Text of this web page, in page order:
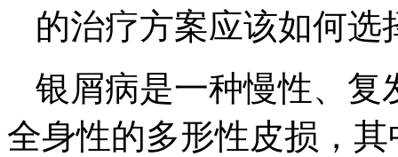
的治疗方案应该如何选
银屑病是一种慢性、复
全身性的多形性皮损，